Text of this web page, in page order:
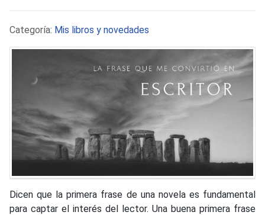
Detalles
Categoría: Mis libros y novedades
Dicen que la primera frase de una novela es fundamental
para captar el interés del lector. Una buena primera frase